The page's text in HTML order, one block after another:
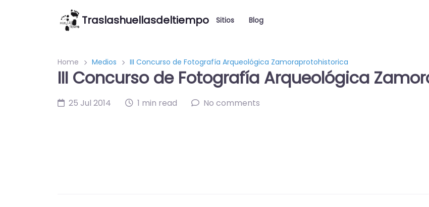
Traslashuellasdeltiempo Sitios Blog
Home Medios III Concurso de Fotografía Arqueológica Zamoraprotohistorica
III Concurso de Fotografía Arqueológica
25 Jul 2014 1 min read No comments